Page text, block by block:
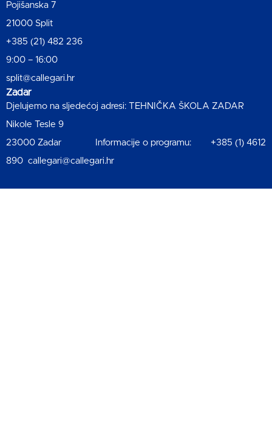
Pojišanska 7
21000 Split
+385 (21) 482 236
9:00 – 16:00
split@callegari.hr
Zadar
Djelujemo na sljedećoj adresi: TEHNIČKA ŠKOLA ZADAR
Nikole Tesle 9
23000 Zadar Informacije o programu: +385 (1) 4612
890 callegari@callegari.hr